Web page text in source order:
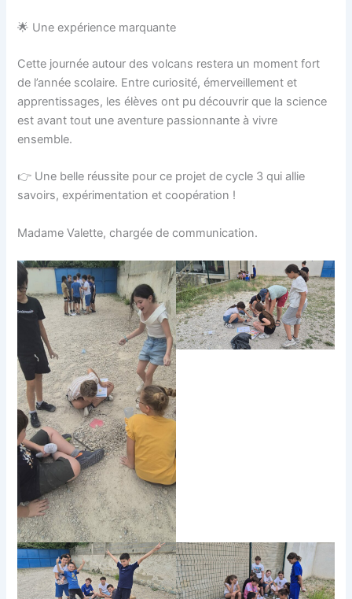
🌟 Une expérience marquante
Cette journée autour des volcans restera un moment fort
de l’année scolaire. Entre curiosité, émerveillement et
apprentissages, les élèves ont pu découvrir que la science
est avant tout une aventure passionnante à vivre
ensemble.
👉 Une belle réussite pour ce projet de cycle 3 qui allie
savoirs, expérimentation et coopération !
Madame Valette, chargée de communication.